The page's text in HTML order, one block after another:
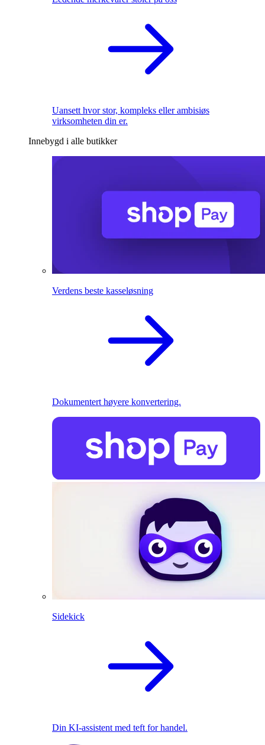
Uansett hvor stor, kompleks eller ambisiøs
virksomheten din er.
Innebygd i alle butikker
Verdens beste kasseløsning
Dokumentert høyere konvertering.
Sidekick
Din KI-assistent med teft for handel.